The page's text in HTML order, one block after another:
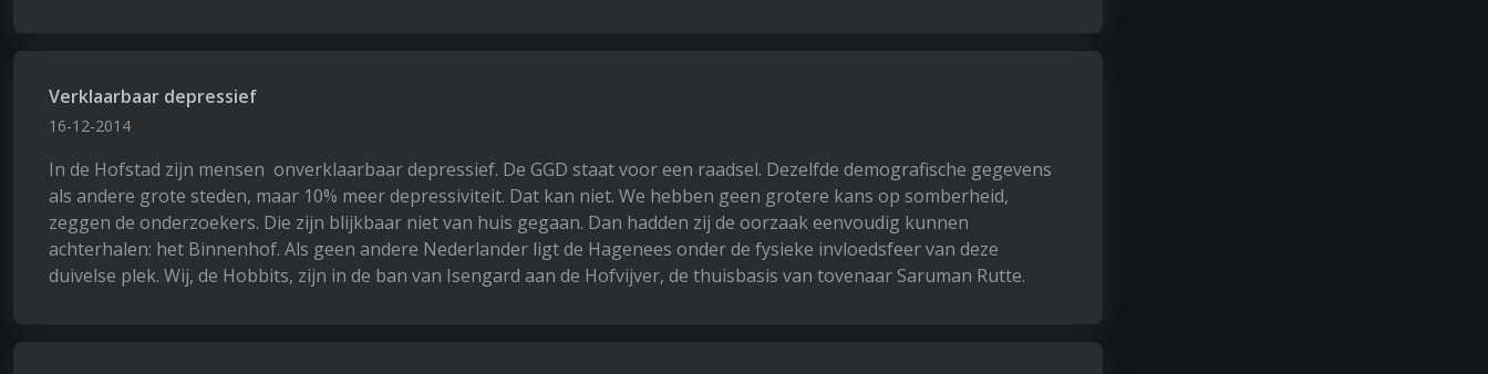
Verklaarbaar depressief
16-12-2014
In de Hofstad zijn mensen onverklaarbaar depressief. De GGD staat voor een raadsel. Dezelfde demografische gegevens
als andere grote steden, maar 10% meer depressiviteit. Dat kan niet. We hebben geen grotere kans op somberheid,
zeggen de onderzoekers. Die zijn blijkbaar niet van huis gegaan. Dan hadden zij de oorzaak eenvoudig kunnen
achterhalen: het Binnenhof. Als geen andere Nederlander ligt de Hagenees onder de fysieke invloedsfeer van deze
duivelse plek. Wij, de Hobbits, zijn in de ban van Isengard aan de Hofvijver, de thuisbasis van tovenaar Saruman Rutte.